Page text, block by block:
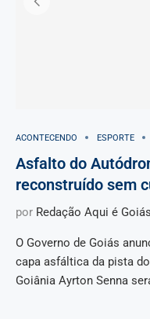
ACONTECENDO ESPORTE
Asfalto do
reconstruído sem
por Redação Aqui é Goiás
O Governo de Goiás
capa asfáltica da pista
Goiânia Ayrton Senna